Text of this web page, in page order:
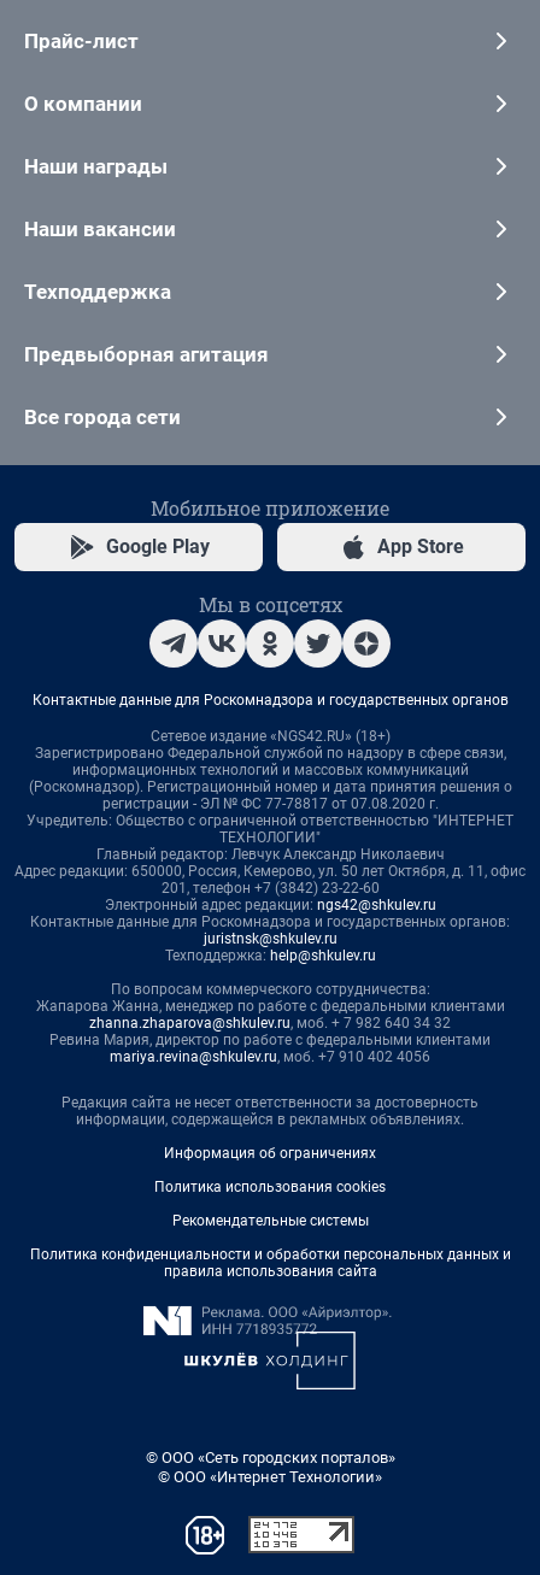
Прайс-лист
О компании
Наши награды
Наши вакансии
Техподдержка
Предвыборная агитация
Все города сети
Мобильное приложение
Google Play App Store
Мы в соцсетях
Контактные данные для Роскомнадзора и государственных органов
Сетевое издание «NGS42.RU» (18+)
Зарегистрировано Федеральной службой по надзору в сфере связи,
информационных технологий и массовых коммуникаций
(Роскомнадзор). Регистрационный номер и дата принятия решения о
регистрации - ЭЛ № ФС 77-78817 от 07.08.2020 г.
Учредитель: Общество с ограниченной ответственностью "ИНТЕРНЕТ
ТЕХНОЛОГИИ"
Главный редактор: Левчук Александр Николаевич
Адрес редакции: 650000, Россия, Кемерово, ул. 50 лет Октября, д. 11, офис
201, телефон +7 (3842) 23-22-60
Электронный адрес редакции: ngs42@shkulev.ru
Контактные данные для Роскомнадзора и государственных органов:
juristnsk@shkulev.ru
Техподдержка: help@shkulev.ru
По вопросам коммерческого сотрудничества:
Жапарова Жанна, менеджер по работе с федеральными клиентами
zhanna.zhaparova@shkulev.ru, моб. + 7 982 640 34 32
Ревина Мария, директор по работе с федеральными клиентами
mariya.revina@shkulev.ru, моб. +7 910 402 4056
Редакция сайта не несет ответственности за достоверность
информации, содержащейся в рекламных объявлениях.
Информация об ограничениях
Политика использования cookies
Рекомендательные системы
Политика конфиденциальности и обработки персональных данных и
правила использования сайта
© ООО «Сеть городских порталов»
© ООО «Интернет Технологии»